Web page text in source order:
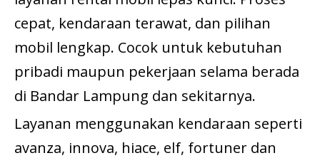
cepat, kendaraan terawat, dan pilihan
mobil lengkap. Cocok untuk kebutuhan
pribadi maupun pekerjaan selama berada
di Bandar Lampung dan sekitarnya.
Layanan menggunakan kendaraan seperti
avanza, innova, hiace, elf, fortuner dan